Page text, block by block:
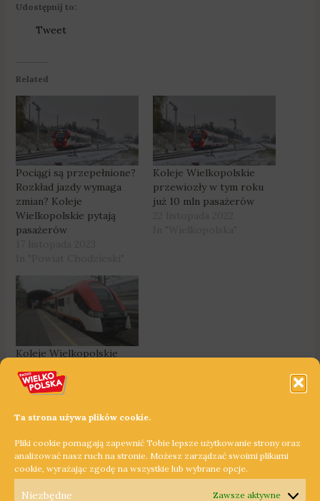
Ta strona używa plików cookie.
Pliki cookie pomagają zapewnić Tobie lepsze użytkowanie strony oraz
analizować nasz ruch na stronie. Możesz zarządzać swoimi plikami
cookie, wyrażając zgodę na wszystkie lub wybrane opcje.
Niezbędne Zawsze aktywne
Udostępnij to:
Tweet
Related
Pociągi są przepełnione?
Rozkład jazdy wymaga
zmian? Koleje
Wielkopolskie pytają
pasażerów
Koleje Wielkopolskie
przewiozły w tym roku
już 10 mln pasażerów
Koleje Wielkopolskie
przewiozły w lutym
półtora miliona
pasażerów – to rekord
In "Wielkopolska"
Poprzedni Wpis Następny Wpis